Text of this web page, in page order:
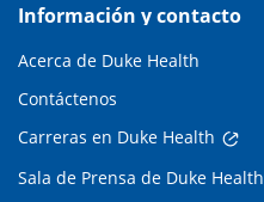
Información y contacto
Acerca de Duke Health
Contáctenos
Carreras en Duke Health
Sala de Prensa de Duke Health